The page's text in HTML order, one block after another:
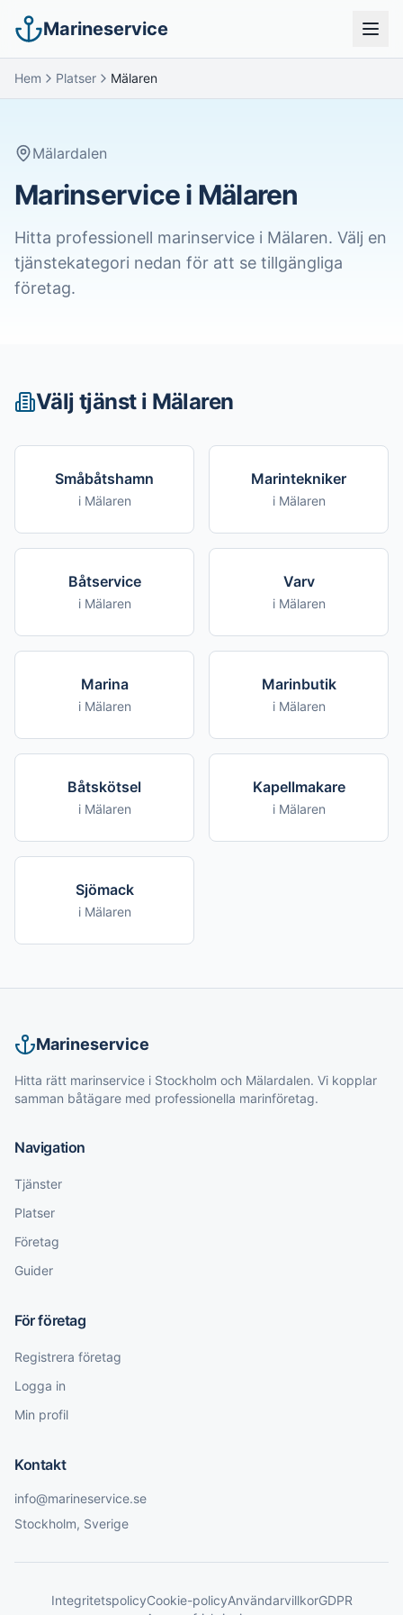
Marineservice
Hem Platser Mälaren
Mälardalen
Marinservice i Mälaren
Hitta professionell marinservice i Mälaren. Välj en
tjänstekategori nedan för att se tillgängliga
företag.
Välj tjänst i Mälaren
Småbåtshamn
i Mälaren
Marintekniker
i Mälaren
Båtservice
i Mälaren
Varv
i Mälaren
Marina
i Mälaren
Marinbutik
i Mälaren
Båtskötsel
i Mälaren
Kapellmakare
i Mälaren
Sjömack
i Mälaren
Marineservice
Hitta rätt marinservice i Stockholm och Mälardalen. Vi kopplar
samman båtägare med professionella marinföretag.
Navigation
Tjänster
Platser
Företag
Guider
För företag
Registrera företag
Logga in
Min profil
Kontakt
info@marineservice.se
Stockholm, Sverige
IntegritetspolicyCookie-policyAnvändarvillkorGDPR